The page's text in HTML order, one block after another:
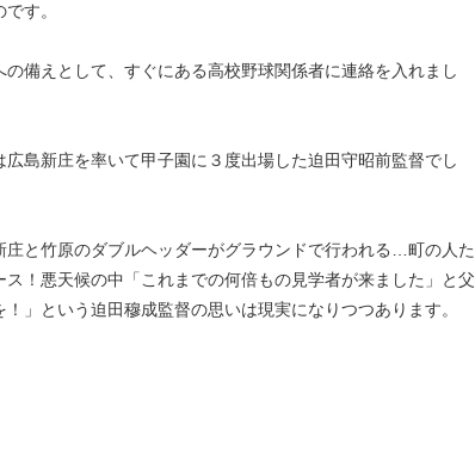
す。
備えとして、すぐにある高校野球関係者に連絡を入れまし
島新庄を率いて甲子園に３度出場した迫田守昭前監督でし
庄と竹原のダブルヘッダーがグラウンドで行われる…町の人た
ス！悪天候の中「これまでの何倍もの見学者が来ました」と父
」という迫田穆成監督の思いは現実になりつつあります。